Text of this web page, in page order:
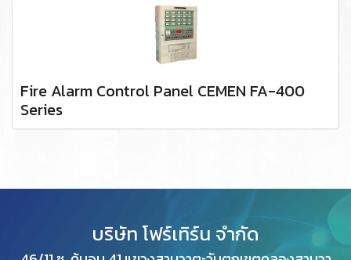
Fire Alarm Control Panel CEMEN FA-400
Series
บริษัท โฟร์เทิร์น จำกัด